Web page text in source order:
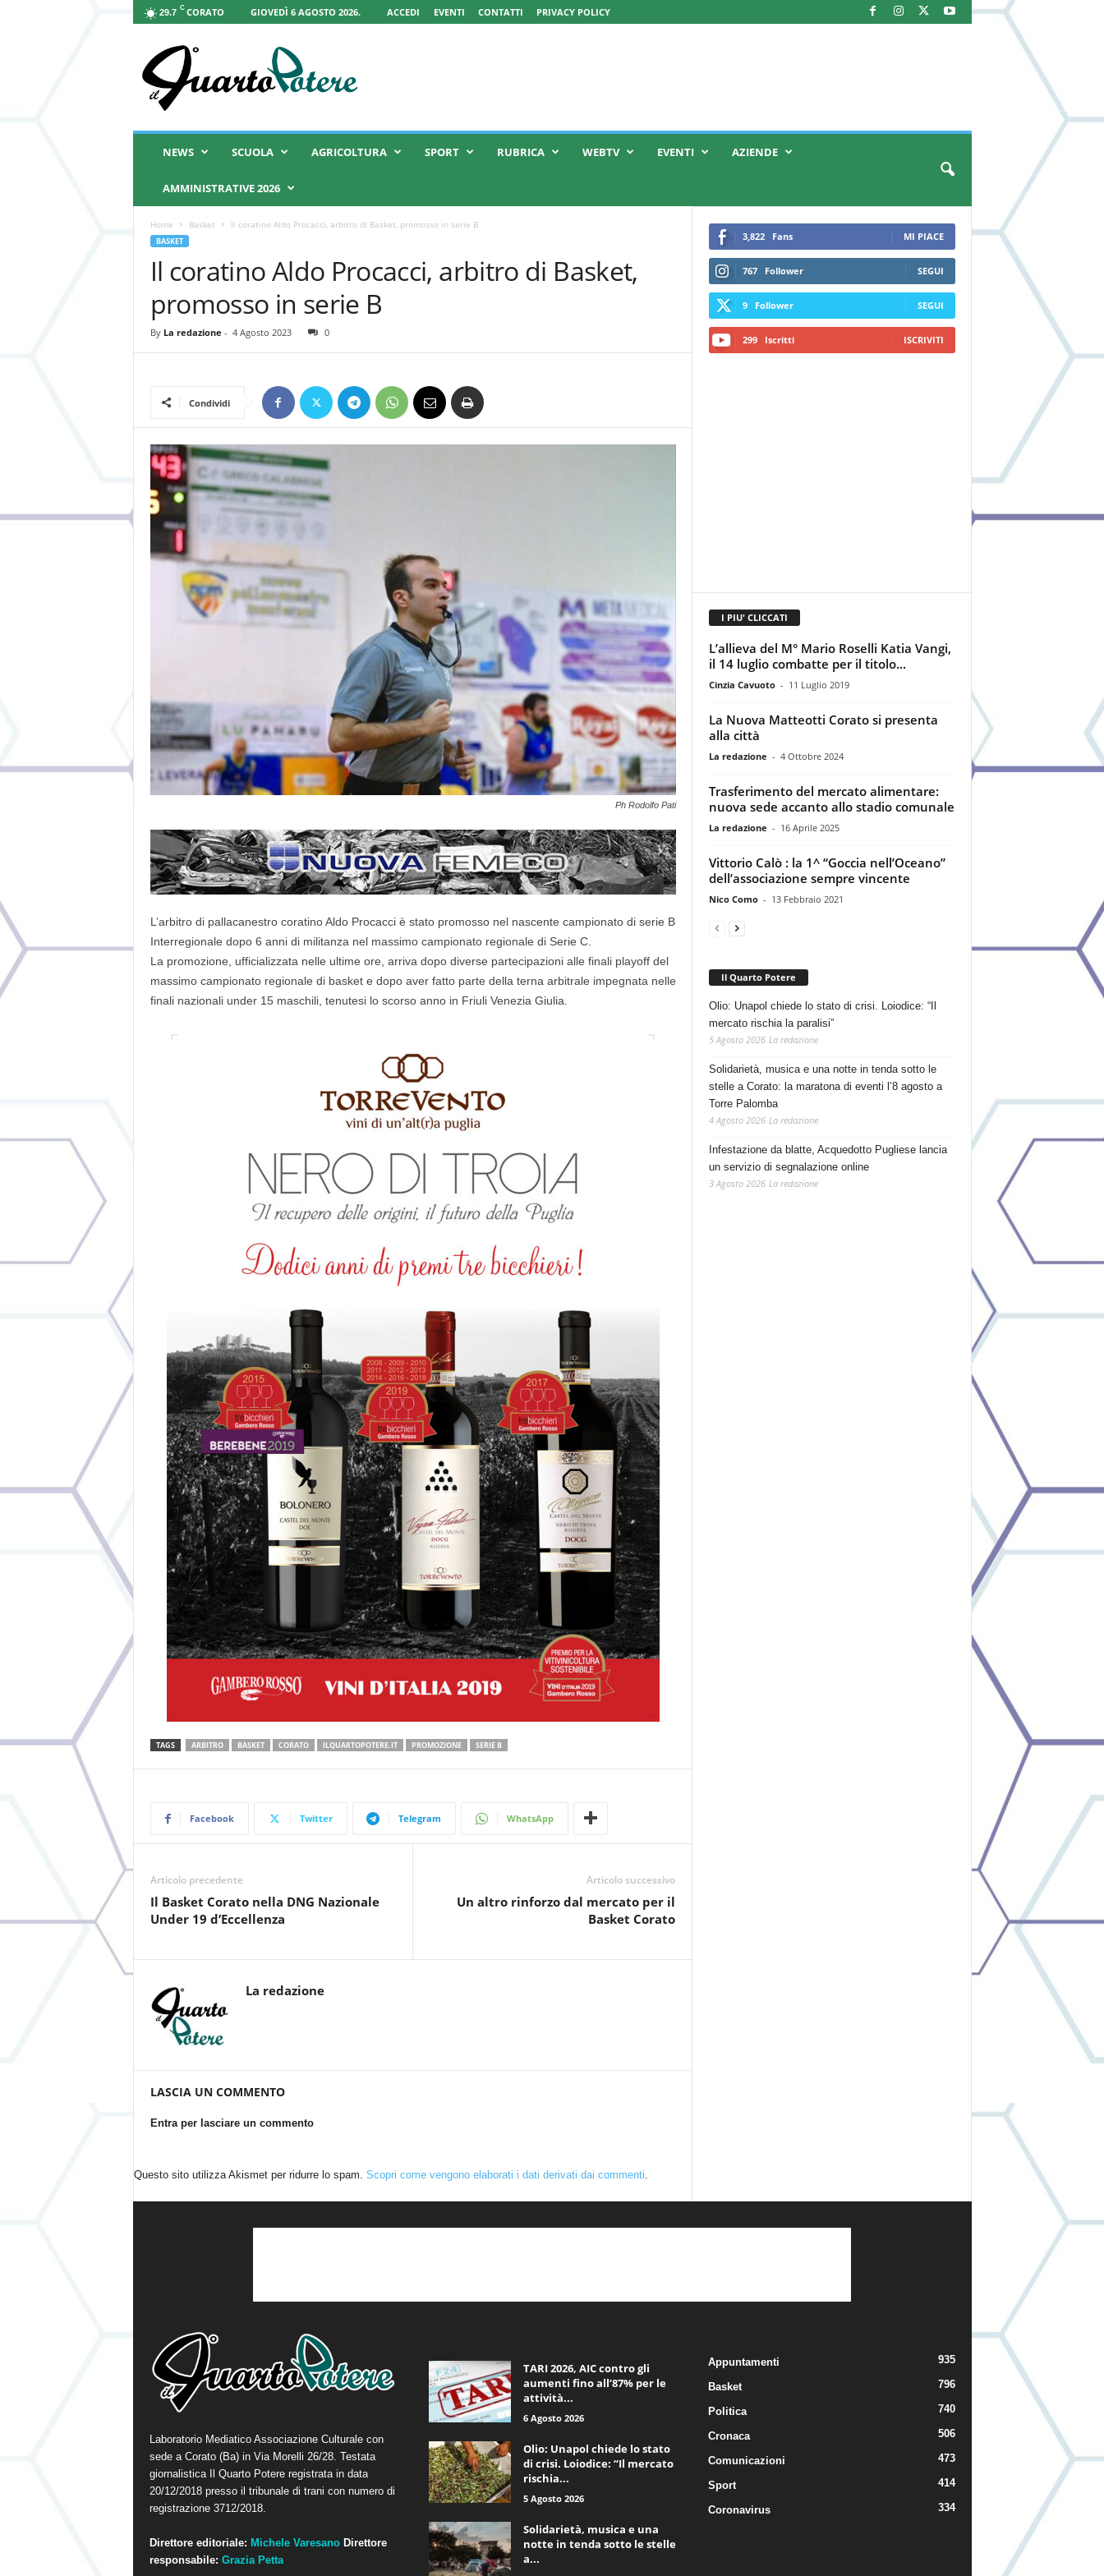
29.7 C CORATO GIOVEDÌ 6 AGOSTO 2026. ACCEDI EVENTI CONTATTI PRIVACY POLICY
Q
NEWS SCUOLA AGRICOLTURA SPORT RUBRICA WEBTV EVENTI AZIENDE
AMMINISTRATIVE 2026
Home Basket Il coratino Aldo Procacci, arbitro di Basket, promosso in serie B
BASKET
Il coratino Aldo Procacci, arbitro di Basket,
promosso in serie B
By La redazione - 4 Agosto 2023 0
Condividi
Ph Rodolfo Pati
L’arbitro di pallacanestro coratino Aldo Procacci è stato promosso nel nascente campionato di serie B
Interregionale dopo 6 anni di militanza nel massimo campionato regionale di Serie C.
La promozione, ufficializzata nelle ultime ore, arriva dopo diverse partecipazioni alle finali playoff del
massimo campionato regionale di basket e dopo aver fatto parte della terna arbitrale impegnata nelle
finali nazionali under 15 maschili, tenutesi lo scorso anno in Friuli Venezia Giulia.
TAGS ARBITRO BASKET CORATO ILQUARTOPOTERE.IT PROMOZIONE SERIE B
Facebook Twitter Telegram WhatsApp
Articolo precedente
Il Basket Corato nella DNG Nazionale
Under 19 d’Eccellenza
Articolo successivo
Un altro rinforzo dal mercato per il
Basket Corato
La redazione
LASCIA UN COMMENTO
Entra per lasciare un commento
Questo sito utilizza Akismet per ridurre lo spam. Scopri come vengono elaborati i dati derivati dai commenti.
3,822 Fans MI PIACE
767 Follower SEGUI
9 Follower SEGUI
299 Iscritti ISCRIVITI
I PIU' CLICCATI
L’allieva del M° Mario Roselli Katia Vangi,
il 14 luglio combatte per il titolo...
Cinzia Cavuoto - 11 Luglio 2019
La Nuova Matteotti Corato si presenta
alla città
La redazione - 4 Ottobre 2024
Trasferimento del mercato alimentare:
nuova sede accanto allo stadio comunale
La redazione - 16 Aprile 2025
Vittorio Calò : la 1^ “Goccia nell’Oceano”
dell’associazione sempre vincente
Nico Como - 13 Febbraio 2021
Il Quarto Potere
Olio: Unapol chiede lo stato di crisi. Loiodice: “Il
mercato rischia la paralisi”
5 Agosto 2026 La redazione
Solidarietà, musica e una notte in tenda sotto le
stelle a Corato: la maratona di eventi l’8 agosto a
Torre Palomba
4 Agosto 2026 La redazione
Infestazione da blatte, Acquedotto Pugliese lancia
un servizio di segnalazione online
3 Agosto 2026 La redazione
Laboratorio Mediatico Associazione Culturale con
sede a Corato (Ba) in Via Morelli 26/28. Testata
giornalistica Il Quarto Potere registrata in data
20/12/2018 presso il tribunale di trani con numero di
registrazione 3712/2018.
Direttore editoriale: Michele Varesano Direttore
responsabile: Grazia Petta
TARI 2026, AIC contro gli
aumenti fino all’87% per le
attività...
6 Agosto 2026
Olio: Unapol chiede lo stato
di crisi. Loiodice: “Il mercato
rischia...
5 Agosto 2026
Solidarietà, musica e una
notte in tenda sotto le stelle
a...
Appuntamenti 935
Basket 796
Politica 740
Cronaca 506
Comunicazioni 473
Sport 414
Coronavirus 334